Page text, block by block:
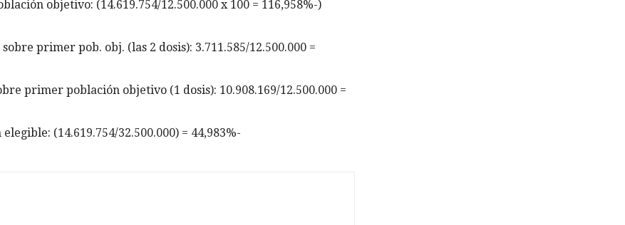
objetivo: (14.619.754/12.500.000 x 100 = 116,958%-)
primer pob. obj. (las 2 dosis): 3.711.585/12.500.000 =
primer población objetivo (1 dosis): 10.908.169/12.500.000 =
(14.619.754/32.500.000) = 44,983%-